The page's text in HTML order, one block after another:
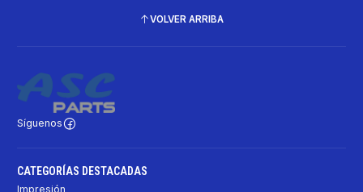
VOLVER ARRIBA
Síguenos
CATEGORÍAS DESTACADAS
Impresión